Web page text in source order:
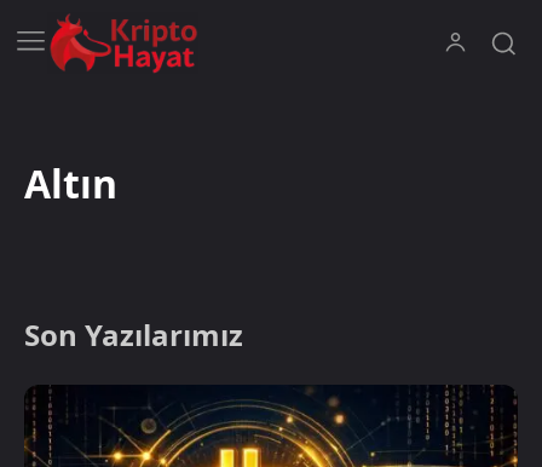
Altın
Son Yazılarımız